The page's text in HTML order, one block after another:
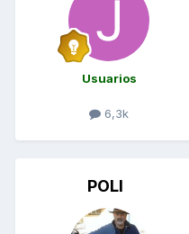
Usuarios
6,3k
POLI